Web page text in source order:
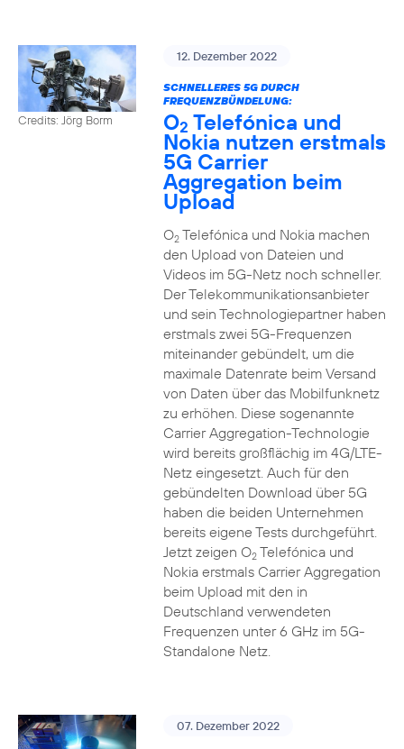
Credits: Jörg Borm
12. Dezember 2022
SCHNELLERES 5G DURCH
FREQUENZBÜNDELUNG:
O2 Telefónica und
Nokia nutzen erstmals
5G Carrier
Aggregation beim
Upload
O2Telefónica und Nokia machen
den Upload von Dateien und
Videos im 5G-Netz noch schneller.
Der Telekommunikationsanbieter
und sein Technologiepartner haben
erstmals zwei 5G-Frequenzen
miteinander gebündelt, um die
maximale Datenrate beim Versand
von Daten über das Mobilfunknetz
zu erhöhen. Diese sogenannte
Carrier Aggregation-Technologie
wird bereits großflächig im 4G/LTE-
Netz eingesetzt. Auch für den
gebündelten Download über 5G
haben die beiden Unternehmen
bereits eigene Tests durchgeführt.
Jetzt zeigen O2Telefónica und
Nokia erstmals Carrier Aggregation
beim Upload mit den in
Deutschland verwendeten
Frequenzen unter 6 GHz im 5G-
Standalone Netz.
07. Dezember 2022